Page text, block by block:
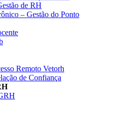
de RH
– Gestão do Ponto
Remoto Vetorh
de Confiança